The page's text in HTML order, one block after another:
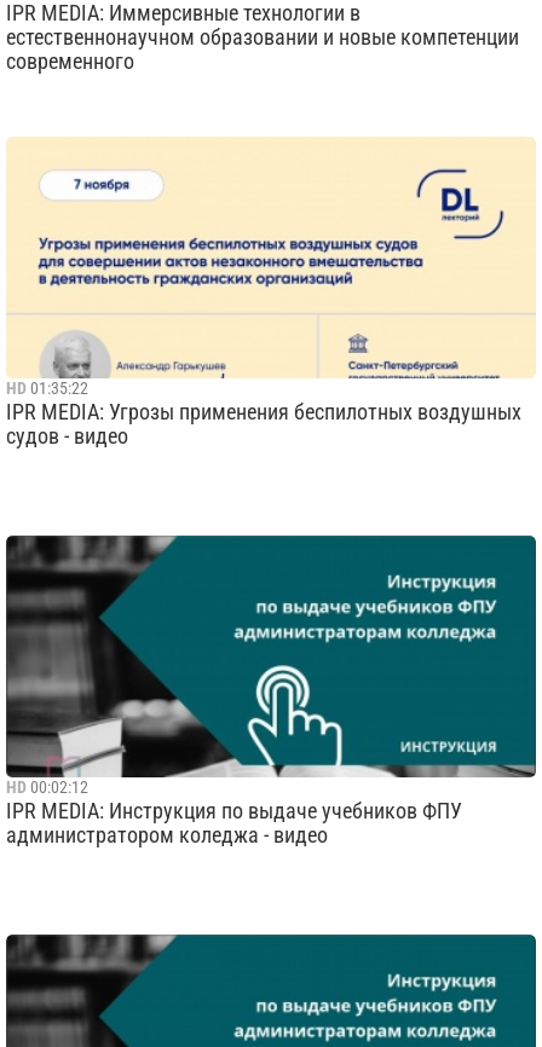
IPR MEDIA: Иммерсивные технологии в
естественнонаучном образовании и новые компетенции
современного
HD 01:35:22
IPR MEDIA: Угрозы применения беспилотных воздушных
судов - видео
HD 00:02:12
IPR MEDIA: Инструкция по выдаче учебников ФПУ
администратором коледжа - видео